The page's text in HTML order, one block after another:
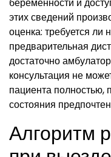
этих сведений
оценка: требуется
предварительная
достаточно
консультация не
пациента полностью,
состояния
Алгоритм